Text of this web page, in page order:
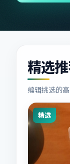
精选
编辑挑选的
精选